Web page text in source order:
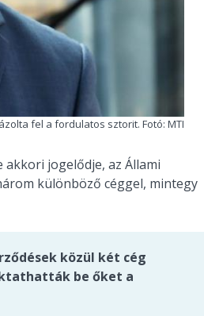
fel a fordulatos sztorit. Fotó: MTI
akkori jogelődje, az Állami
különböző céggel, mintegy
közül két cég
be őket a